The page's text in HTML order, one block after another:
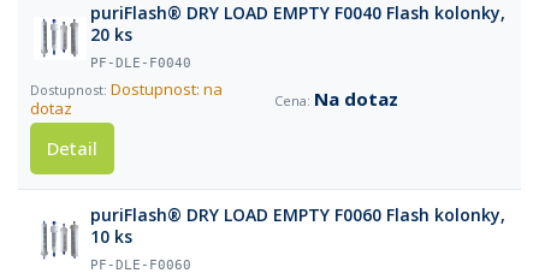
puriFlash® DRY LOAD EMPTY F0040 Flash kolonky,
20 ks
PF-DLE-F0040
Dostupnost: na
dotaz
Na dotaz
Detail
puriFlash® DRY LOAD EMPTY F0060 Flash kolonky,
10 ks
PF-DLE-F0060